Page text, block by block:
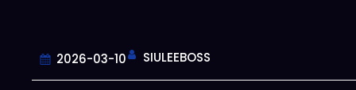
2026-03-10 SIULEEBOSS